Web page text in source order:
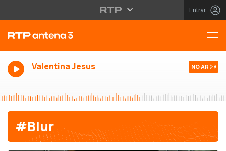
Entrar
Valentina Jesus NO AR
#Blur